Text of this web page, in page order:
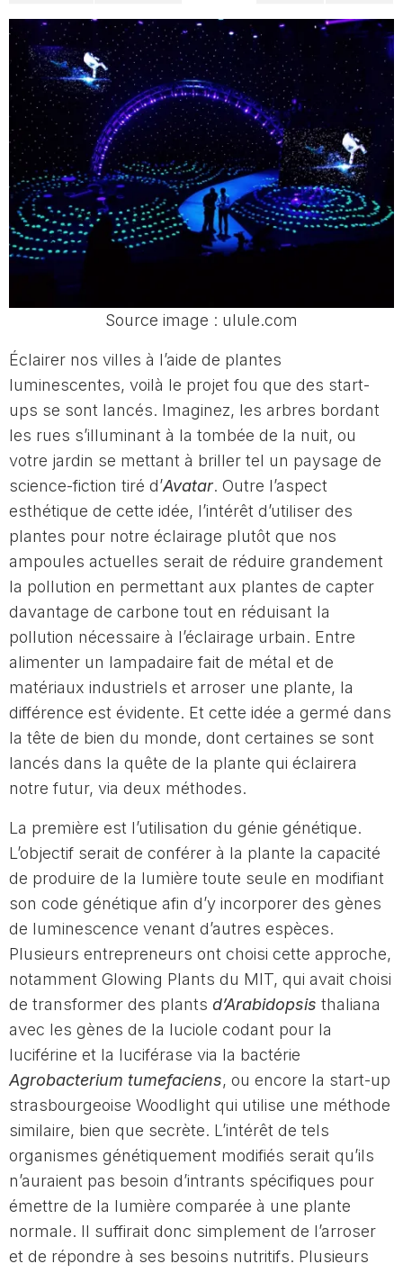
Source image : ulule.com
Éclairer nos villes à l’aide de plantes
luminescentes, voilà le projet fou que des start-
ups se sont lancés. Imaginez, les arbres bordant
les rues s’illuminant à la tombée de la nuit, ou
votre jardin se mettant à briller tel un paysage de
science-fiction tiré d’Avatar. Outre l’aspect
esthétique de cette idée, l’intérêt d’utiliser des
plantes pour notre éclairage plutôt que nos
ampoules actuelles serait de réduire grandement
la pollution en permettant aux plantes de capter
davantage de carbone tout en réduisant la
pollution nécessaire à l’éclairage urbain. Entre
alimenter un lampadaire fait de métal et de
matériaux industriels et arroser une plante, la
différence est évidente. Et cette idée a germé dans
la tête de bien du monde, dont certaines se sont
lancés dans la quête de la plante qui éclairera
notre futur, via deux méthodes.
La première est l’utilisation du génie génétique.
L’objectif serait de conférer à la plante la capacité
de produire de la lumière toute seule en modifiant
son code génétique afin d’y incorporer des gènes
de luminescence venant d’autres espèces.
Plusieurs entrepreneurs ont choisi cette approche,
notamment Glowing Plants du MIT, qui avait choisi
de transformer des plants d’Arabidopsis thaliana
avec les gènes de la luciole codant pour la
luciférine et la luciférase via la bactérie
Agrobacterium tumefaciens, ou encore la start-up
strasbourgeoise Woodlight qui utilise une méthode
similaire, bien que secrète. L’intérêt de tels
organismes génétiquement modifiés serait qu’ils
n’auraient pas besoin d’intrants spécifiques pour
émettre de la lumière comparée à une plante
normale. Il suffirait donc simplement de l’arroser
et de répondre à ses besoins nutritifs. Plusieurs